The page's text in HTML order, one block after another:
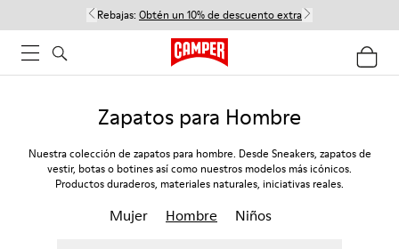
Rebajas: Obtén un 10% de descuento extra
Zapatos para Hombre
Nuestra colección de zapatos para hombre. Desde Sneakers, zapatos de
vestir, botas o botines así como nuestros modelos más icónicos.
Productos duraderos, materiales naturales, iniciativas reales.
Mujer Hombre Niños